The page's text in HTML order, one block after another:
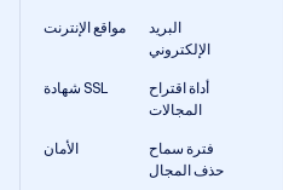
IDR (Rp)
Australian Dollar AUD
Thai Baht THB (฿)
Philippine Peso PHP
South Korean Won
KRW (₩)
Hong Kong Dollar
مواقع الإنترنت
البريد
الإلكتروني
شهادة SSL
أداة اقتراح
المجالات
الأمان
فترة سماح
حذف المجال